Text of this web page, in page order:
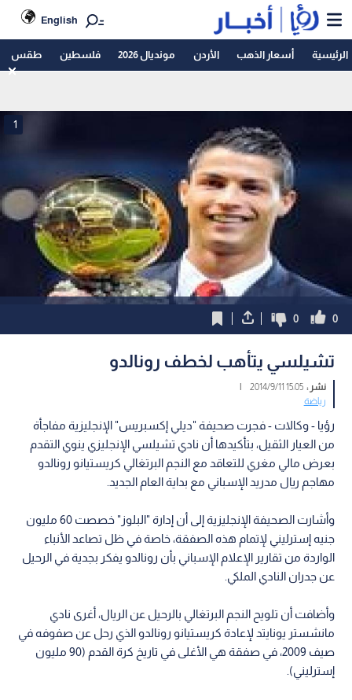
English
الرئيسية أسعار الذهب الأردن مونديال 2026 فلسطين طقس
1
0
0
تشيلسي يتأهب لخطف رونالدو
نشر :15:05 2014/9/11
|
رياضة
رؤيا - وكالات - فجرت صحيفة "ديلي إكسبريس" الإنجليزية مفاجأة
من العيار الثقيل، بتأكيدها أن نادي تشيلسي الإنجليزي ينوي التقدم
بعرض مالي مغري للتعاقد مع النجم البرتغالي كريستيانو رونالدو
مهاجم ريال مدريد الإسباني مع بداية العام الجديد.
وأشارت الصحيفة الإنجليزية إلى أن إدارة "البلوز" خصصت 60 مليون
جنيه إسترليني لإتمام هذه الصفقة، خاصة في ظل تصاعد الأنباء
الواردة من تقارير الإعلام الإسباني بأن رونالدو يفكر بجدية في الرحيل
عن جدران النادي الملكي.
وأضافت أن تلويح النجم البرتغالي بالرحيل عن الريال، أغرى نادي
مانشستر يونايتد لإعادة كريستيانو رونالدو الذي رحل عن صفوفه في
صيف 2009، في صفقة هي الأغلى في تاريخ كرة القدم (90 مليون
إسترليني).